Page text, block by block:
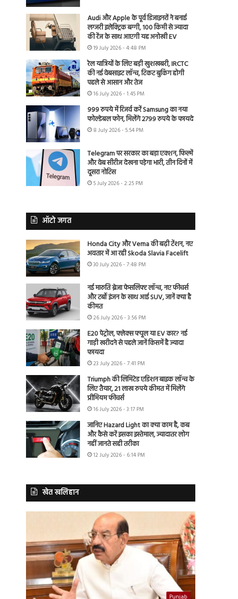
Audi और Apple के पूर्व डिजाइनरों ने बनाई
लग्जरी इलेक्ट्रिक बग्गी, 100 किमी से ज्यादा
की रेंज के साथ आएगी यह अनोखी EV
19 July 2026 - 4:48 PM
रेल यात्रियों के लिए बड़ी खुशखबरी, IRCTC
की नई वेबसाइट लॉन्च, टिकट बुकिंग होगी
पहले से आसान और तेज
16 July 2026 - 1:45 PM
999 रुपये में रिजर्व करें Samsung का नया
फोल्डेबल फोन, मिलेंगे 2799 रुपये के फायदे
8 July 2026 - 5:54 PM
Telegram पर सरकार का बड़ा एक्शन, फिल्में
और वेब सीरीज देखना पड़ेगा भारी, तीन दिनों में
दूसरा नोटिस
5 July 2026 - 2:25 PM
ऑटो जगत
Honda City और Verna की बढ़ी टेंशन, नए
अवतार में आ रही Skoda Slavia Facelift
30 July 2026 - 7:48 PM
नई मारुति ब्रेजा फेसलिफ्ट लॉन्च, नए फीचर्स
और टर्बो इंजन के साथ आई SUV, जानें क्या है
कीमत
26 July 2026 - 3:56 PM
E20 पेट्रोल, फ्लेक्स फ्यूल या EV कार? नई
गाड़ी खरीदने से पहले जानें किसमें है ज्यादा
फायदा
23 July 2026 - 7:41 PM
Triumph की लिमिटेड एडिशन बाइक लॉन्च के
लिए तैयार, 21 लाख रुपये कीमत में मिलेंगे
प्रीमियम फीचर्स
16 July 2026 - 3:17 PM
जानिए Hazard Light का क्या काम है, कब
और कैसे करें इसका इस्तेमाल, ज्यादातर लोग
नहीं जानते सही तरीका
12 July 2026 - 6:14 PM
खेत खलिहान
Punjab